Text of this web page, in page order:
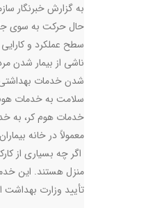
به گزارش خبرنگار
حال حرکت به سوی
سطح عملکرد و
ناشی از بیمار شدن
شدن خدمات بهداشتی
سلامت به خدمات هوم
خدمات هوم کر، به
معمولاً در خانه
اگر چه بسیاری از
منزل هستند. این
تأیید وزارت بهداشت